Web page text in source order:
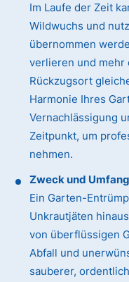
Im Laufe der Zeit
Wildwuchs und
übernommen
verlieren und mehr
Rückzugsort
Harmonie Ihres
Vernachlässigung
Zeitpunkt, um
nehmen.
Zweck und
Ein Garten-
Unkrautjäten
von überflüssigen
Abfall und
sauberer,